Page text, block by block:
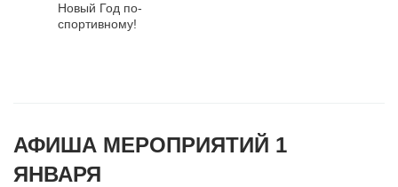
Новый Год по-
спортивному!
АФИША МЕРОПРИЯТИЙ 1
ЯНВАРЯ